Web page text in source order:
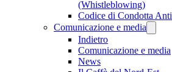
(Whistleblowing)
Codice di Condotta
Comunicazione e media
Indietro
Comunicazione e media
News